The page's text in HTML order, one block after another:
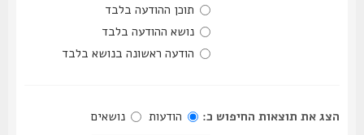
תוכן ההודעה בלבד
נושא ההודעה בלבד
הודעה ראשונה בנושא בלבד
הצג את תוצאות החיפוש כ: הודעות
נושאים